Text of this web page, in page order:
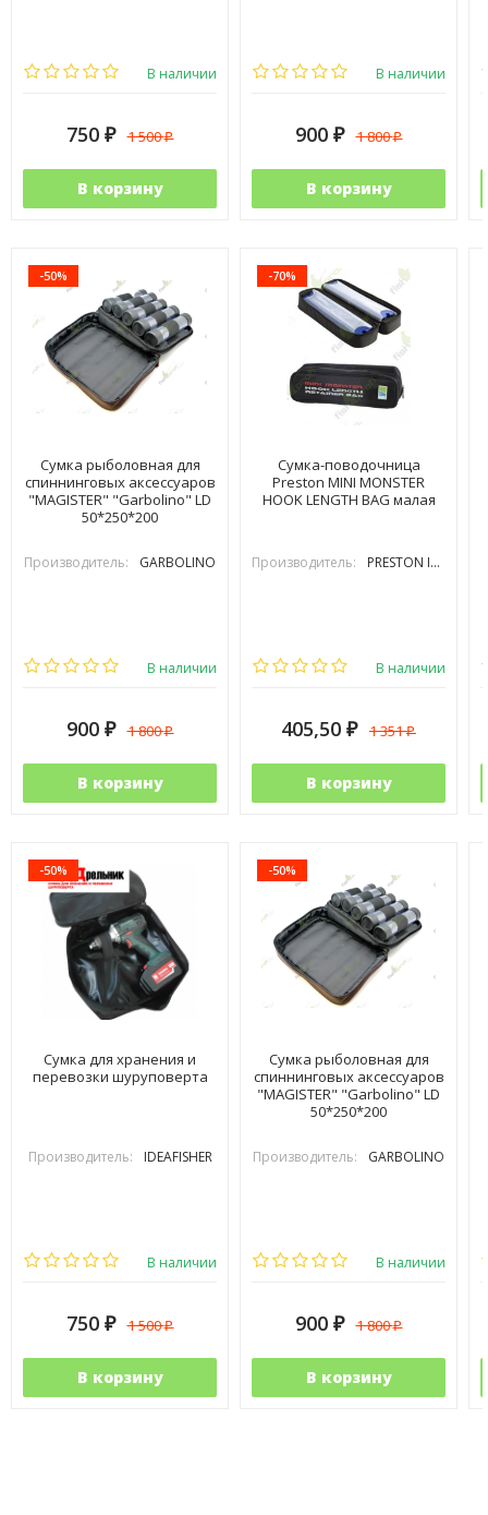
В наличии
750 ₽ 1 500₽
В корзину
В наличии
900 ₽ 1 800₽
В корзину
-50%
Сумка рыболовная для
спиннинговых аксессуаров
"MAGISTER" "Garbolino" LD
50*250*200
Производитель: GARBOLINO
В наличии
900 ₽ 1 800₽
В корзину
-70%
Сумка-поводочница
Preston MINI MONSTER
HOOK LENGTH BAG малая
Производитель: PRESTON INOVATIONS
В наличии
405,50 ₽ 1 351₽
В корзину
-50%
Сумка для хранения и
перевозки шуруповерта
Производитель: IDEAFISHER
В наличии
750 ₽ 1 500₽
В корзину
-50%
Сумка рыболовная для
спиннинговых аксессуаров
"MAGISTER" "Garbolino" LD
50*250*200
Производитель: GARBOLINO
В наличии
900 ₽ 1 800₽
В корзину